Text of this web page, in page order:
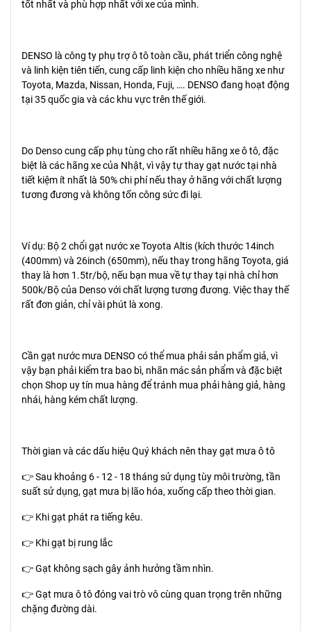
tốt nhất và phù hợp nhất với xe của mình.
DENSO là công ty phụ trợ ô tô toàn cầu, phát triển công nghệ
và linh kiện tiên tiến, cung cấp linh kiện cho nhiều hãng xe như
Toyota, Mazda, Nissan, Honda, Fuji, …. DENSO đang hoạt động
tại 35 quốc gia và các khu vực trên thế giới.
Do Denso cung cấp phụ tùng cho rất nhiều hãng xe ô tô, đặc
biệt là các hãng xe của Nhật, vì vậy tự thay gạt nước tại nhà
tiết kiệm ít nhất là 50% chi phí nếu thay ở hãng với chất lượng
tương đương và không tốn công sức đi lại.
Ví dụ: Bộ 2 chổi gạt nước xe Toyota Altis (kích thước 14inch
(400mm) và 26inch (650mm), nếu thay trong hãng Toyota, giá
thay là hơn 1.5tr/bộ, nếu bạn mua về tự thay tại nhà chỉ hơn
500k/Bộ của Denso với chất lượng tương đương. Việc thay thế
rất đơn giản, chỉ vài phút là xong.
Cần gạt nước mưa DENSO có thể mua phải sản phẩm giả, vì
vậy bạn phải kiểm tra bao bì, nhãn mác sản phẩm và đặc biệt
chọn Shop uy tín mua hàng để tránh mua phải hàng giả, hàng
nhái, hàng kém chất lượng.
Thời gian và các dấu hiệu Quý khách nên thay gạt mưa ô tô
👉 Sau khoảng 6 - 12 - 18 tháng sử dụng tùy môi trường, tần
suất sử dụng, gạt mưa bị lão hóa, xuống cấp theo thời gian.
👉 Khi gạt phát ra tiếng kêu.
👉 Khi gạt bị rung lắc
👉 Gạt không sạch gây ảnh hưởng tầm nhìn.
👉 Gạt mưa ô tô đóng vai trò vô cùng quan trọng trên những
chặng đường dài.